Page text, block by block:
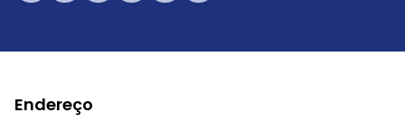
Endereço